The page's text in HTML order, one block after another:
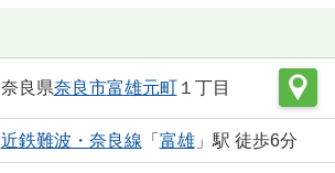
奈良県奈良市富雄元町１丁目
近鉄難波・奈良線 「 富雄」駅 徒歩6分